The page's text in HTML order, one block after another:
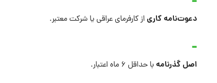
دعوت‌نامه کاری از کارفرمای عراقی یا شرکت معتبر.
اصل گذرنامه با حداقل ۶ ماه اعتبار.